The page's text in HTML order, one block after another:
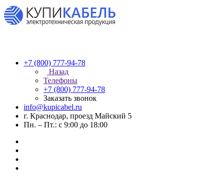
+7 (800) 777-94-78
Назад
Телефоны
+7 (800) 777-94-78
Заказать звонок
info@kupicabel.ru
г. Краснодар, проезд Майский 5
Пн. – Пт.: с 9:00 до 18:00